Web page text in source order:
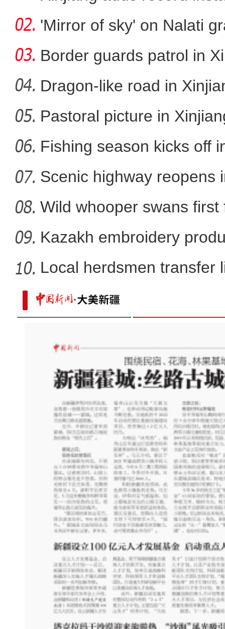
俯瞰云海下的伊犁
新和县：颗粒皆归仓
cap
'Mirror of sky' on Nalati
Border guards patrol in
Dragon-like road in
Pastoral picture in
Fishing season kicks off
Scenic highway reopens
Wild whooper swans
X
Kazakh embroidery
vil
Local herdsmen transfer
p